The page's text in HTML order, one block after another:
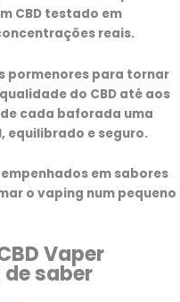
CBD testado em
reais.
pormenores para tornar
do CBD até aos
cada baforada uma
equilibrado e seguro.
em sabores
o vaping num pequeno
Vaper
saber